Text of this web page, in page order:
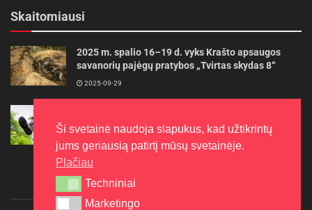
Skaitomiausi
2025 m. spalio 16–19 d. vyks Krašto apsaugos
savanorių pajėgų pratybos „Tvirtas skydas 8“
2025-09-29
ilgiau
2022-06-27
Ši svetainė naudoja slapukus, kad užtikrintų
jums geriausią patirtį mūsų svetainėje.
Plačiau
Techniniai
Techniniai
Marketingo
Marketingo